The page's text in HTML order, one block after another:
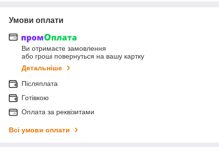
Умови оплати
Ви отримаєте замовлення
або гроші повернуться на вашу картку
Детальніше
Післяплата
Готівкою
Оплата за реквізитами
Всі умови оплати